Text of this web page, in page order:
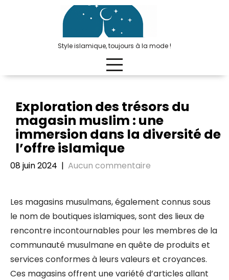
Style islamique, toujours à la mode !
Exploration des trésors du
magasin muslim : une
immersion dans la diversité de
l’offre islamique
08 juin 2024 | Aucun commentaire
Les magasins musulmans, également connus sous
le nom de boutiques islamiques, sont des lieux de
rencontre incontournables pour les membres de la
communauté musulmane en quête de produits et
services conformes à leurs valeurs et croyances.
Ces magasins offrent une variété d’articles allant